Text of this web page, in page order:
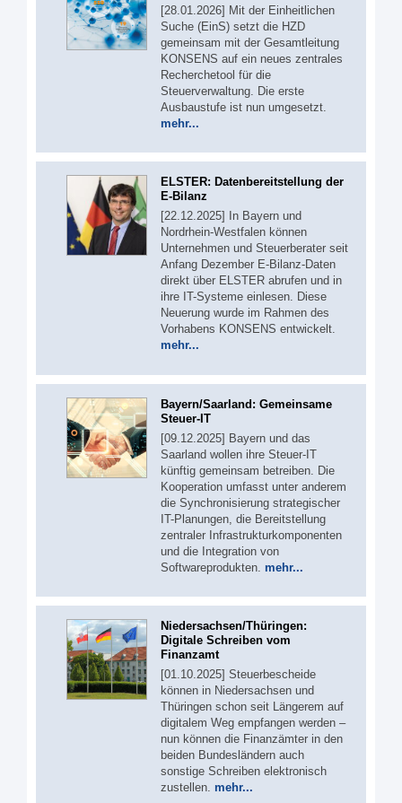
[28.01.2026] Mit der Einheitlichen
Suche (EinS) setzt die HZD
gemeinsam mit der Gesamtleitung
KONSENS auf ein neues zentrales
Recherchetool für die
Steuerverwaltung. Die erste
Ausbaustufe ist nun umgesetzt.
mehr...
ELSTER: Datenbereitstellung der
E-Bilanz
[22.12.2025] In Bayern und
Nordrhein-Westfalen können
Unternehmen und Steuerberater seit
Anfang Dezember E-Bilanz-Daten
direkt über ELSTER abrufen und in
ihre IT-Systeme einlesen. Diese
Neuerung wurde im Rahmen des
Vorhabens KONSENS entwickelt.
mehr...
Bayern/Saarland: Gemeinsame
Steuer-IT
[09.12.2025] Bayern und das
Saarland wollen ihre Steuer-IT
künftig gemeinsam betreiben. Die
Kooperation umfasst unter anderem
die Synchronisierung strategischer
IT-Planungen, die Bereitstellung
zentraler Infrastrukturkomponenten
und die Integration von
Softwareprodukten. mehr...
Niedersachsen/Thüringen:
Digitale Schreiben vom
Finanzamt
[01.10.2025] Steuerbescheide
können in Niedersachsen und
Thüringen schon seit Längerem auf
digitalem Weg empfangen werden –
nun können die Finanzämter in den
beiden Bundesländern auch
sonstige Schreiben elektronisch
zustellen. mehr...